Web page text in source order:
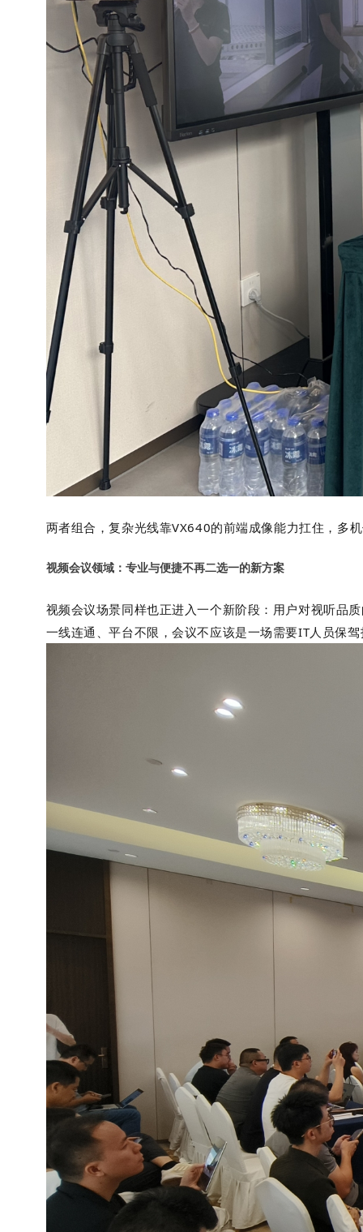
两者组合，复杂光线靠VX640的前端成像能力扛住，多
视频会议领域：专业与便捷不再二选一的新方案
视频会议场景同样也正进入一个新阶段：用户对视听
一线连通、平台不限，会议不应该是一场需要IT人员保